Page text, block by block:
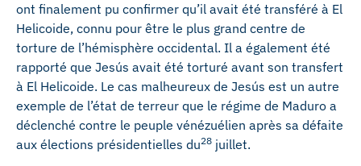
ont finalement pu confirmer qu’il avait été transféré à El
Helicoide, connu pour être le plus grand centre de
torture de l’hémisphère occidental. Il a également été
rapporté que Jesús avait été torturé avant son transfert
à El Helicoide. Le cas malheureux de Jesús est un autre
exemple de l’état de terreur que le régime de Maduro a
déclenché contre le peuple vénézuélien après sa défaite
aux élections présidentielles du28 juillet.